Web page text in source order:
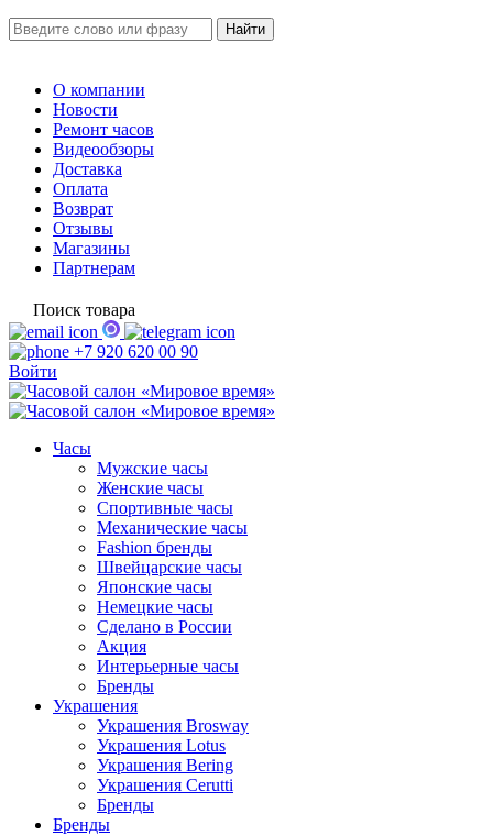
О компании
Новости
Ремонт часов
Видеообзоры
Доставка
Оплата
Возврат
Отзывы
Магазины
Партнерам
Поиск товара
+7 920 620 00 90
Войти
Часы
Мужские часы
Женские часы
Спортивные часы
Механические часы
Fashion бренды
Швейцарские часы
Японские часы
Немецкие часы
Сделано в России
Акция
Интерьерные часы
Бренды
Украшения
Украшения Brosway
Украшения Lotus
Украшения Bering
Украшения Cerutti
Бренды
Бренды